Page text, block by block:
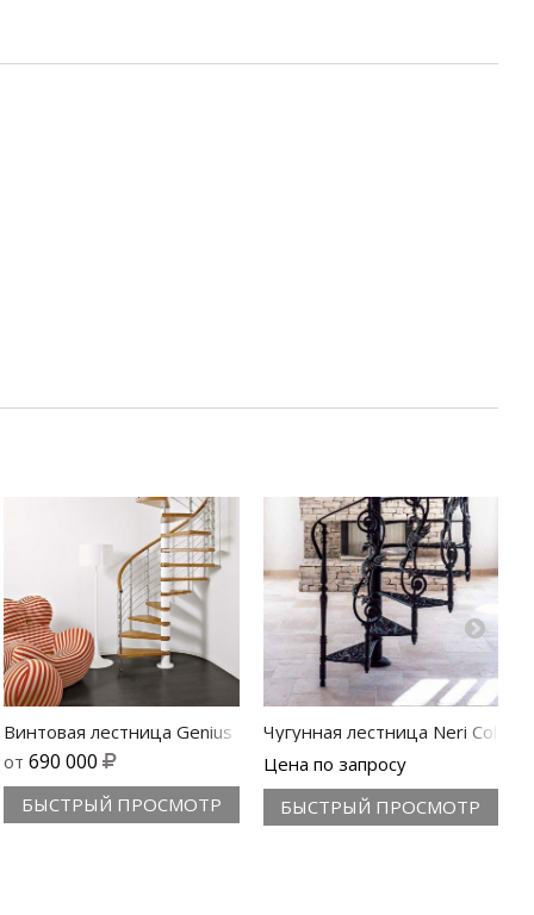
Genius Q050
Винтовая лестница Genius T050
от690 000
БЫСТРЫЙ ПРОСМОТР
Чугунная лестница Neri Color
Цена по запросу
БЫСТРЫЙ ПРОСМОТР